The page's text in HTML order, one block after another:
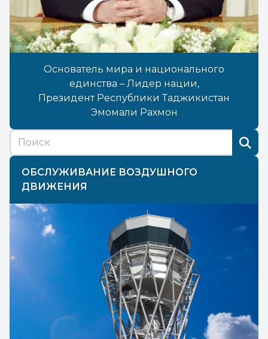
Основатель мира и национального
единства – Лидер нации,
Президент Республики Таджикистан
Эмомали Рахмон
ОБСЛУЖИВАНИЕ ВОЗДУШНОГО
ДВИЖЕНИЯ